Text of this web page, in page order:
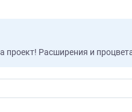
проект! Расширения и